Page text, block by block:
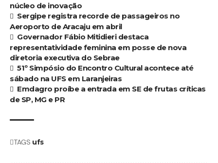
núcleo de inovação
Sergipe registra recorde de passageiros no
Aeroporto de Aracaju em abril
Governador Fábio Mitidieri destaca
representatividade feminina em posse de nova
diretoria executiva do Sebrae
51º Simpósio do Encontro Cultural acontece até
sábado na UFS em Laranjeiras
Emdagro proíbe a entrada em SE de frutas críticas
de SP, MG e PR
TAGS ufs